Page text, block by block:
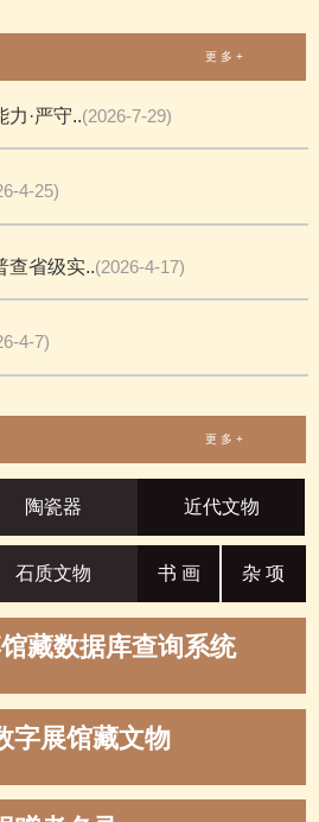
更 多 +
·严守..(2026-7-29)
4-25)
查省级实..(2026-4-17)
4-7)
更 多 +
陶瓷器 近代文物
石质文物 书 画 杂 项
藏数据库查询系统
字展馆藏文物